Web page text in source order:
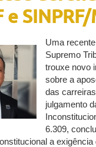
e SINPRF/
Uma
Supremo
trouxe novo
sobre a
das
julgamento
6.309,
a